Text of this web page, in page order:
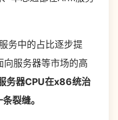
务中的占比逐步提
服务器等市场的高
务器CPU在x86统治
裂缝。